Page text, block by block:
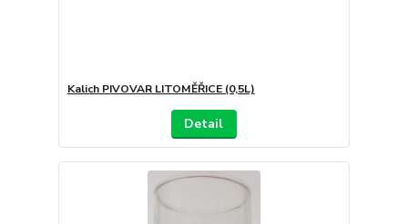
Kalich PIVOVAR LITOMĚŘICE (0,5L)
Detail